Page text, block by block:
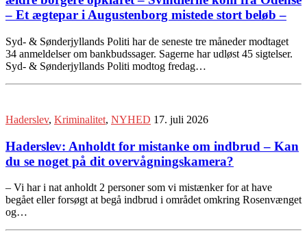
– Et ægtepar i Augustenborg mistede stort beløb –
Syd- & Sønderjyllands Politi har de seneste tre måneder modtaget
34 anmeldelser om bankbudssager. Sagerne har udløst 45 sigtelser.
Syd- & Sønderjyllands Politi modtog fredag…
Haderslev, Kriminalitet, NYHED 17. juli 2026
Haderslev: Anholdt for mistanke om indbrud – Kan
du se noget på dit overvågningskamera?
– Vi har i nat anholdt 2 personer som vi mistænker for at have
begået eller forsøgt at begå indbrud i området omkring Rosenvænget
og…